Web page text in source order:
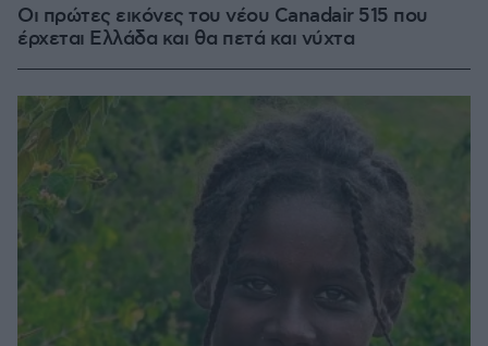
Οι πρώτες εικόνες του νέου Canadair 515 που
έρχεται Ελλάδα και θα πετά και νύχτα